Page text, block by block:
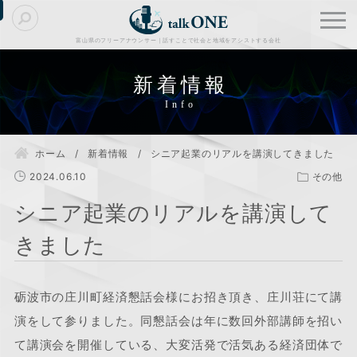
富山県のフリーアナウンサー｜話すことで社会と地域をアシストする会社
新着情報
ホーム 新着情報
シニア起業のリアルを講演してきました
2024.06.10
その他
シニア起業のリアルを講演して
きました
砺波市の庄川町経済懇話会様にお招き頂き、庄川荘にて講
演をして参りました。同懇話会は年に数回外部講師を招い
て講演会を開催している、大変活発で活気ある経済団体で